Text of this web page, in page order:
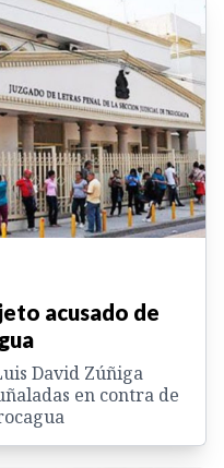
acusado de
David Zúñiga
en contra de